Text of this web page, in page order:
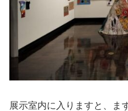
展示室内に入りますと、ま